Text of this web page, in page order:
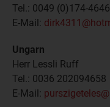
Tel.: 0049 (0)174-
E-Mail:
Ungarn
Herr Lessli Ruff
Tel.: 0036 202094658
E-Mail: